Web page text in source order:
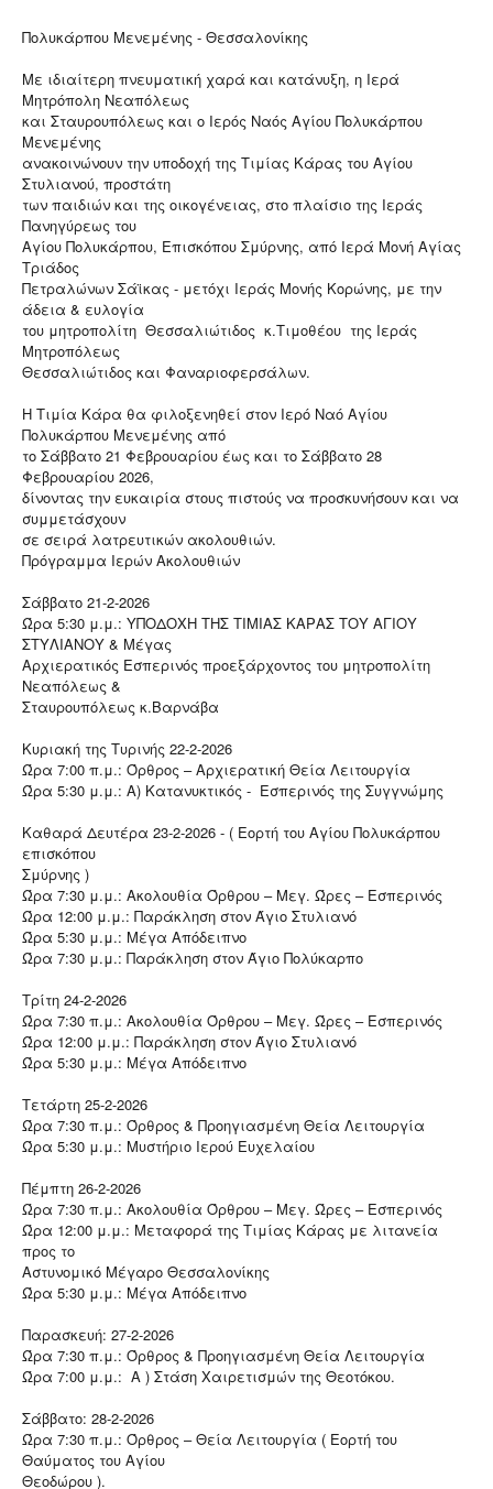
Πολυκάρπου Μενεμένης - Θεσσαλονίκης
Με ιδιαίτερη πνευματική χαρά και κατάνυξη, η Ιερά
Μητρόπολη Νεαπόλεως
και Σταυρουπόλεως και ο Ιερός Ναός Αγίου Πολυκάρπου
Μενεμένης
ανακοινώνουν την υποδοχή της Τιμίας Κάρας του Αγίου
Στυλιανού, προστάτη
των παιδιών και της οικογένειας, στο πλαίσιο της Ιεράς
Πανηγύρεως του
Αγίου Πολυκάρπου, Επισκόπου Σμύρνης, από Ιερά Μονή Αγίας
Τριάδος
Πετραλώνων Σάϊκας - μετόχι Ιεράς Μονής Κορώνης, με την
άδεια & ευλογία
του μητροπολίτη Θεσσαλιώτιδος κ.Τιμοθέου της Ιεράς
Μητροπόλεως
Θεσσαλιώτιδος και Φαναριοφερσάλων.
Η Τιμία Κάρα θα φιλοξενηθεί στον Ιερό Ναό Αγίου
Πολυκάρπου Μενεμένης από
το Σάββατο 21 Φεβρουαρίου έως και το Σάββατο 28
Φεβρουαρίου 2026,
δίνοντας την ευκαιρία στους πιστούς να προσκυνήσουν και να
συμμετάσχουν
σε σειρά λατρευτικών ακολουθιών.
Πρόγραμμα Ιερών Ακολουθιών
Σάββατο 21-2-2026
Ώρα 5:30 μ.μ.: ΥΠΟΔΟΧΗ ΤΗΣ ΤΙΜΙΑΣ ΚΑΡΑΣ ΤΟΥ ΑΓΙΟΥ
ΣΤΥΛΙΑΝΟΥ & Μέγας
Αρχιερατικός Εσπερινός προεξάρχοντος του μητροπολίτη
Νεαπόλεως &
Σταυρουπόλεως κ.Βαρνάβα
Κυριακή της Τυρινής 22-2-2026
Ώρα 7:00 π.μ.: Όρθρος – Αρχιερατική Θεία Λειτουργία
Ώρα 5:30 μ.μ.: Α) Κατανυκτικός - Εσπερινός της Συγγνώμης
Καθαρά Δευτέρα 23-2-2026 - ( Εορτή του Αγίου Πολυκάρπου
επισκόπου
Σμύρνης )
Ώρα 7:30 μ.μ.: Ακολουθία Όρθρου – Μεγ. Ώρες – Εσπερινός
Ώρα 12:00 μ.μ.: Παράκληση στον Άγιο Στυλιανό
Ώρα 5:30 μ.μ.: Μέγα Απόδειπνο
Ώρα 7:30 μ.μ.: Παράκληση στον Άγιο Πολύκαρπο
Τρίτη 24-2-2026
Ώρα 7:30 π.μ.: Ακολουθία Όρθρου – Μεγ. Ώρες – Εσπερινός
Ώρα 12:00 μ.μ.: Παράκληση στον Άγιο Στυλιανό
Ώρα 5:30 μ.μ.: Μέγα Απόδειπνο
Τετάρτη 25-2-2026
Ώρα 7:30 π.μ.: Όρθρος & Προηγιασμένη Θεία Λειτουργία
Ώρα 5:30 μ.μ.: Μυστήριο Ιερού Ευχελαίου
Πέμπτη 26-2-2026
Ώρα 7:30 π.μ.: Ακολουθία Όρθρου – Μεγ. Ώρες – Εσπερινός
Ώρα 12:00 μ.μ.: Μεταφορά της Τιμίας Κάρας με λιτανεία
προς το
Αστυνομικό Μέγαρο Θεσσαλονίκης
Ώρα 5:30 μ.μ.: Μέγα Απόδειπνο
Παρασκευή: 27-2-2026
Ώρα 7:30 π.μ.: Όρθρος & Προηγιασμένη Θεία Λειτουργία
Ώρα 7:00 μ.μ.: Α ) Στάση Χαιρετισμών της Θεοτόκου.
Σάββατο: 28-2-2026
Ώρα 7:30 π.μ.: Όρθρος – Θεία Λειτουργία ( Εορτή του
Θαύματος του Αγίου
Θεοδώρου ).